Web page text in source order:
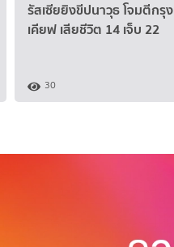
รัสเซียยิงขีปนาวุธ โจมตีกรุง
เคียฟ เสียชีวิต 14 เจ็บ 22
30